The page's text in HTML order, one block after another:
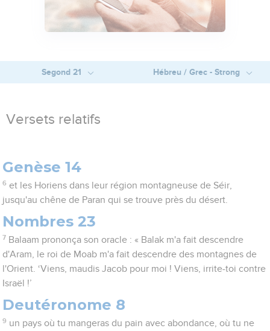
Segond 21 Hébreu / Grec - Strong
Versets relatifs
Genèse 14
6 et les Horiens dans leur région montagneuse de Séir,
jusqu'au chêne de Paran qui se trouve près du désert.
Nombres 23
7 Balaam prononça son oracle : « Balak m'a fait descendre
d'Aram, le roi de Moab m'a fait descendre des montagnes de
l'Orient. ‘Viens, maudis Jacob pour moi ! Viens, irrite-toi contre
Israël !’
Deutéronome 8
9 un pays où tu mangeras du pain avec abondance, où tu ne